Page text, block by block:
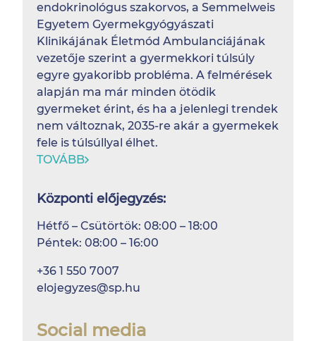
endokrinológus szakorvos, a Semmelweis
Egyetem Gyermekgyógyászati
Klinikájának Életmód Ambulanciájának
vezetője szerint a gyermekkori túlsúly
egyre gyakoribb probléma. A felmérések
alapján ma már minden ötödik
gyermeket érint, és ha a jelenlegi trendek
nem változnak, 2035-re akár a gyermekek
fele is túlsúllyal élhet.
TOVÁBB
Központi előjegyzés:
Hétfő – Csütörtök: 08:00 – 18:00
Péntek: 08:00 – 16:00
+36 1 550 7007
elojegyzes@sp.hu
Social media